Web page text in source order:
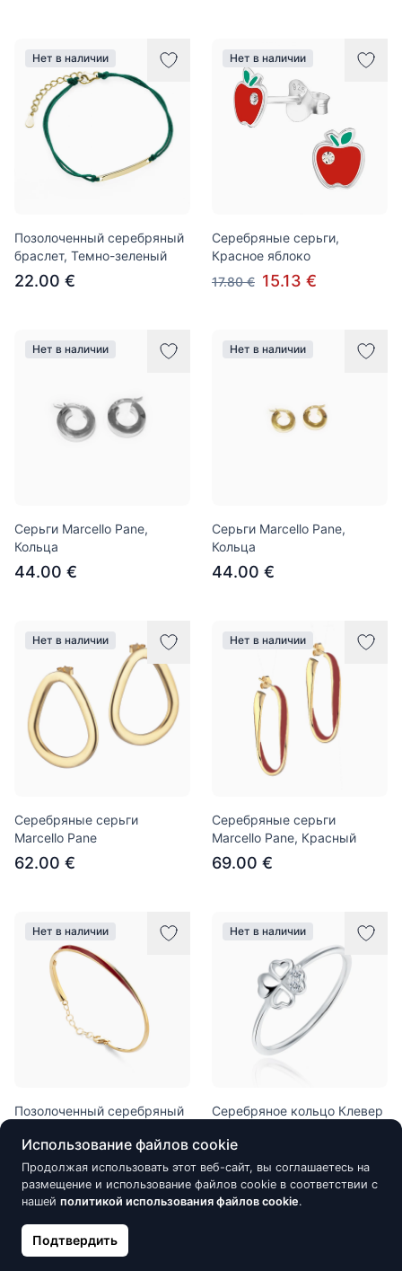
Нет в наличии
Позолоченный серебряный
браслет, Темно-зеленый
22.00 €
Нет в наличии
Серебряные серьги,
Красное яблоко
17.80 € 15.13 €
Нет в наличии
Серьги Marcello Pane,
Кольца
44.00 €
Нет в наличии
Серьги Marcello Pane,
Кольца
44.00 €
Нет в наличии
Серебряные серьги
Marcello Pane
62.00 €
Нет в наличии
Серебряные серьги
Marcello Pane, Красный
69.00 €
Нет в наличии
Позолоченный серебряный
Красный
80.00 €
Нет в наличии
Серебряное кольцо Клевер
21.90 €
Нет в наличии
Использование файлов cookie
Продолжая использовать этот веб-сайт, вы соглашаетесь на
размещение и использование файлов cookie в соответствии с
нашей политикой использования файлов cookie.
Подтвердить